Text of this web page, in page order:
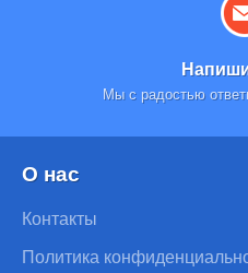
Мы с радостью
О нас
Контакты
Политика